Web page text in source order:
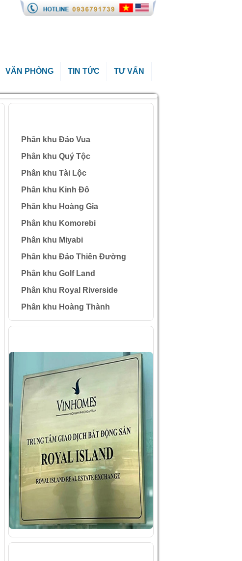
VĂN PHÒNG TIN TỨC TƯ VẤN
Phân khu Đảo Vua
Phân khu Quý Tộc
Phân khu Tài Lộc
Phân khu Kinh Đô
Phân khu Hoàng Gia
Phân khu Komorebi
Phân khu Miyabi
Phân khu Đảo Thiên Đường
Phân khu Golf Land
Phân khu Royal Riverside
Phân khu Hoàng Thành